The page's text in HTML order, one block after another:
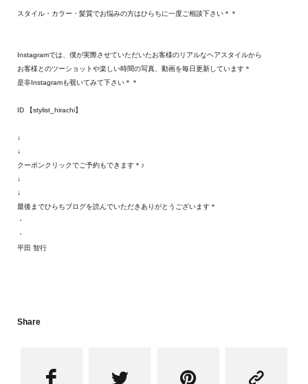
スタイル・カラー・髪質でお悩みの方はひらちに一度ご相談下さい＊＊
Instagramでは、僕が実際させていただいたお客様のリアルなヘアスタイルから
お客様とのツーショットや楽しい時間の写真、動画を毎日更新しています＊
是非Instagramも覗いてみて下さい＊＊
ID 【stylist_hirachi】
↓
↓
クーポンクリックでご予約もできます＊♪
↓
↓
最後までひらちブログを読んでいただきありがとうございます＊
・
・
平田 智行
Share
   